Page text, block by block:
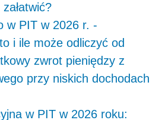
w PIT w 2026 r. -
i ile może odliczyć od
zwrot pieniędzy z
przy niskich dochodach
w PIT w 2026 roku: